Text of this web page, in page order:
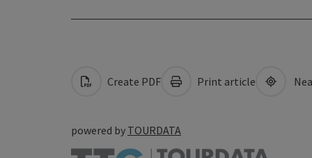
Create PDF Print article
powered by TOURDATA